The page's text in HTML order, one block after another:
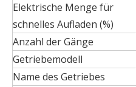
Elektrische Menge für
schnelles Aufladen (%)
Anzahl der Gänge
Getriebemodell
Name des Getriebes